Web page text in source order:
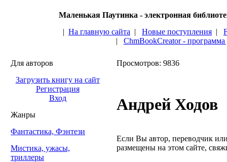
Маленькая Паутинка - электронная
| На главную сайта | Новые поступления |
| ChmBookCreator -
Для авторов
Загрузить книгу на сайт
Регистрация
Вход
Жанры
Фантастика, Фэнтези
Мистика, ужасы,
триллеры
Просмотров: 9836
Андрей Ходов
Если Вы автор, переводчик
размещены на этом сайте,